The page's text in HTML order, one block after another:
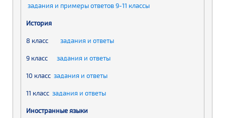
задания и примеры ответов 9-11 классы
История
8 класс задания и ответы
9 класс задания и ответы
10 класс задания и ответы
11 класс задания и ответы
Иностранные языки